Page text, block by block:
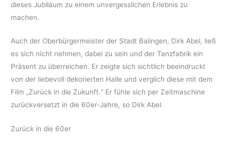
dieses Jubiläum zu einem unvergesslichen Erlebnis zu
machen.
Auch der Oberbürgermeister der Stadt Balingen, Dirk Abel, ließ
es sich nicht nehmen, dabei zu sein und der Tanzfabrik ein
Präsent zu überreichen. Er zeigte sich sichtlich beeindruckt
von der liebevoll dekorierten Halle und verglich diese mit dem
Film „Zurück in die Zukunft.“ Er fühle sich per Zeitmaschine
zurückversetzt in die 60er-Jahre, so Dirk Abel.
Zurück in die 60er